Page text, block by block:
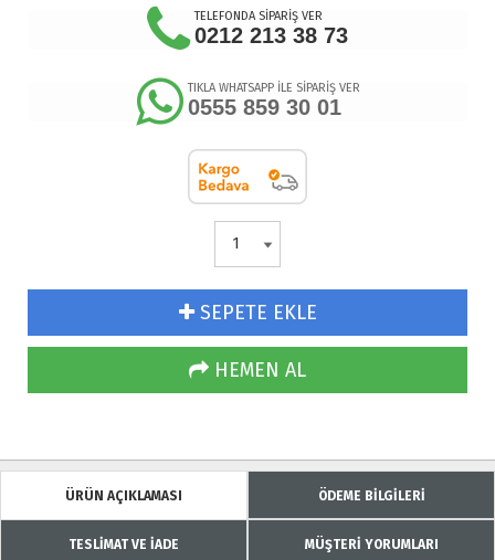
TELEFONDA SİPARİŞ VER
0212 213 38 73
TIKLA WHATSAPP İLE SİPARİŞ VER
0555 859 30 01
SEPETE EKLE
HEMEN AL
ÜRÜN AÇIKLAMASI ÖDEME BİLGİLERİ
TESLİMAT VE İADE MÜŞTERİ YORUMLARI